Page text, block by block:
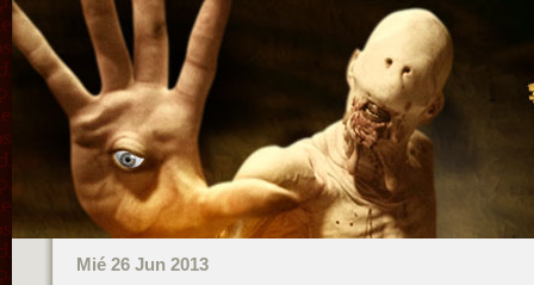
Mié 26 Jun 2013